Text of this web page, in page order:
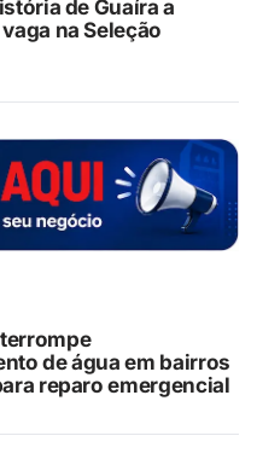
de Guaíra a
na Seleção
de água em bairros
reparo emergencial